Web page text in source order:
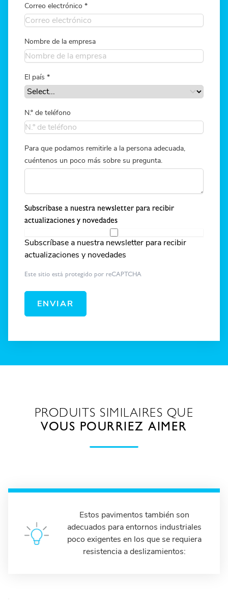
Correo electrónico *
Nombre de la empresa
El país *
N.º de teléfono
Para que podamos remitirle a la persona adecuada,
cuéntenos un poco más sobre su pregunta.
Subscríbase a nuestra newsletter para recibir
actualizaciones y novedades
Subscríbase a nuestra newsletter para recibir
actualizaciones y novedades
Este sitio está protegido por reCAPTCHA
ENVIAR
PRODUITS SIMILAIRES QUE
VOUS POURRIEZ AIMER
Estos pavimentos también son
adecuados para entornos industriales
poco exigentes en los que se requiera
resistencia a deslizamientos: